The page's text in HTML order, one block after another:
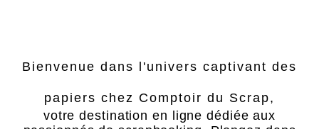
Bienvenue dans l'univers captivant des
papiers chez Comptoir du Scrap,
votre destination en ligne dédiée aux